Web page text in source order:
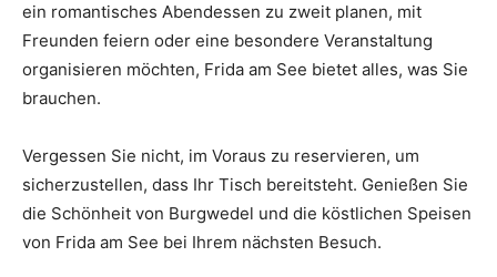
ein romantisches Abendessen zu zweit planen, mit
Freunden feiern oder eine besondere Veranstaltung
organisieren möchten, Frida am See bietet alles, was Sie
brauchen.
Vergessen Sie nicht, im Voraus zu reservieren, um
sicherzustellen, dass Ihr Tisch bereitsteht. Genießen Sie
die Schönheit von Burgwedel und die köstlichen Speisen
von Frida am See bei Ihrem nächsten Besuch.